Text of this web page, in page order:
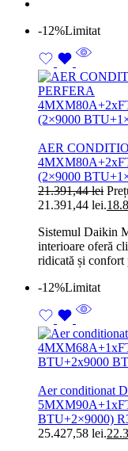
-12%Limitat
AER
(2×9000
21.391,44lei
21.391,44 lei.
Sistemul Daikin
interioare oferă
ridicată și confort
-12%Limitat
Aer conditionat
BTU+2×9000)
25.427,58 lei.